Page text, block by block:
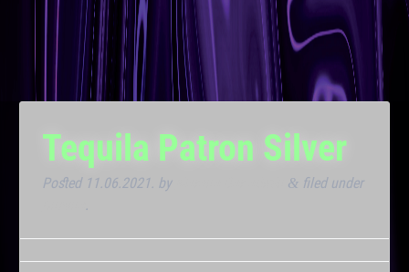
Tequila Patron Silver
Posted 11.06.2021. by & filed under
.